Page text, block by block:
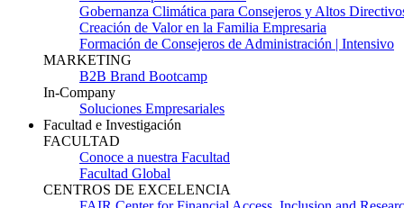
Gobernanza Climática para Consejeros y Altos
Creación de Valor en la Familia Empresaria
Formación de Consejeros de Administración | Intensivo
MARKETING
B2B Brand Bootcamp
In-Company
Soluciones Empresariales
Facultad e Investigación
FACULTAD
Conoce a nuestra Facultad
Facultad Global
CENTROS DE EXCELENCIA